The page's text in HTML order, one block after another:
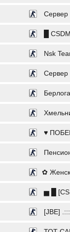
Сервер
█
Nsk
Сервер
♥
​✿
▅ █
[JBE]